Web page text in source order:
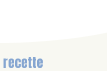
recette